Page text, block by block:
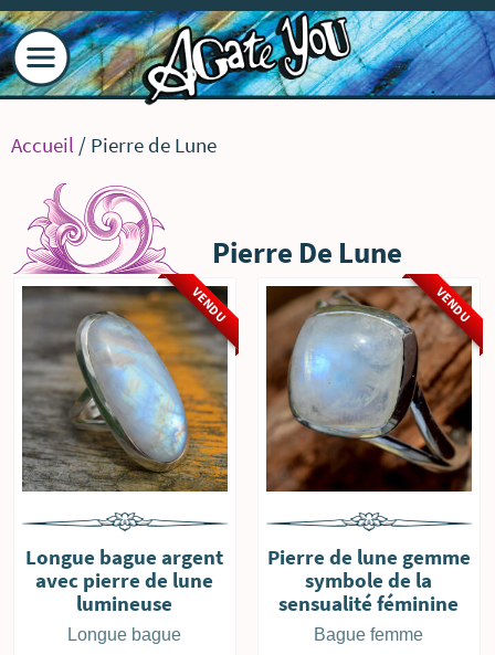
Accueil / Pierre de Lune
Pierre De Lune
VENDU
Longue bague argent
avec pierre de lune
lumineuse
Longue bague
VENDU
Pierre de lune gemme
symbole de la
sensualité féminine
Bague femme